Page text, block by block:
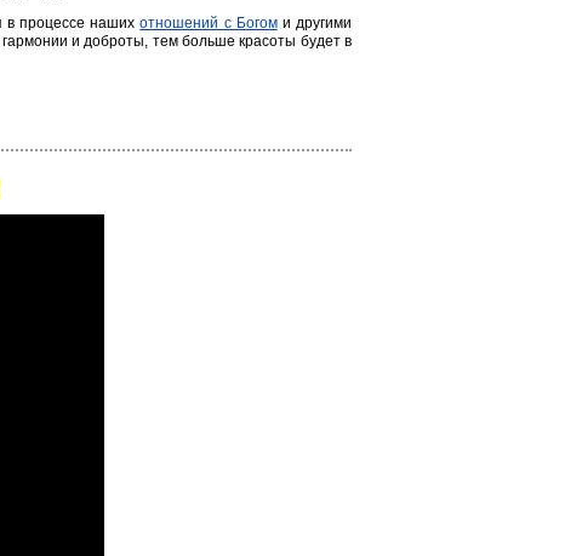
в процессе нашихотношений с Богоми другими
и доброты, тем больше красоты будет в